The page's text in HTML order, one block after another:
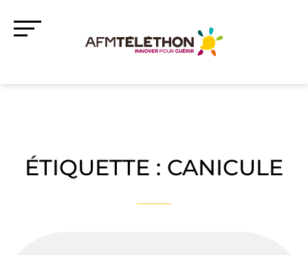
ÉTIQUETTE : CANICULE